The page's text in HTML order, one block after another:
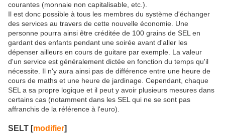
courantes (monnaie non capitalisable, etc.).
Il est donc possible à tous les membres du système d'échanger
des services au travers de cette nouvelle économie. Une
personne pourra ainsi être créditée de 100 grains de SEL en
gardant des enfants pendant une soirée avant d'aller les
dépenser ailleurs en cours de guitare par exemple. La valeur
d'un service est généralement dictée en fonction du temps qu'il
nécessite. Il n'y aura ainsi pas de différence entre une heure de
cours de maths et une heure de jardinage. Cependant, chaque
SEL a sa propre logique et il peut y avoir plusieurs mesures dans
certains cas (notamment dans les SEL qui ne se sont pas
affranchis de la référence à l'euro).
SELT [modifier]